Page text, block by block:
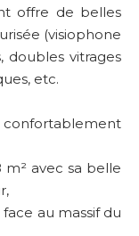
offre de belles
(visiophone
doubles vitrages
etc.
avec sa belle
au massif du